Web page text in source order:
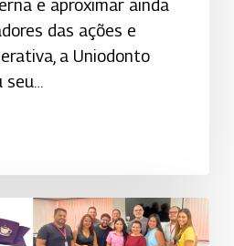
e aproximar ainda
das ações e
a Uniodonto
seu…